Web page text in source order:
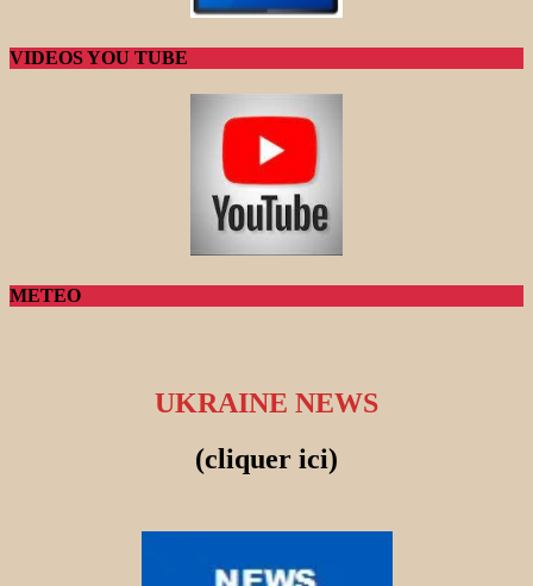
VIDEOS YOU TUBE
METEO
UKRAINE NEWS
(cliquer ici)